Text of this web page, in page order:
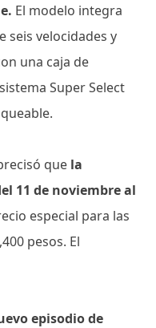
El modelo integra
seis velocidades y
una caja de
Super Select
que la
11 de noviembre al
especial para las
pesos. El
episodio de